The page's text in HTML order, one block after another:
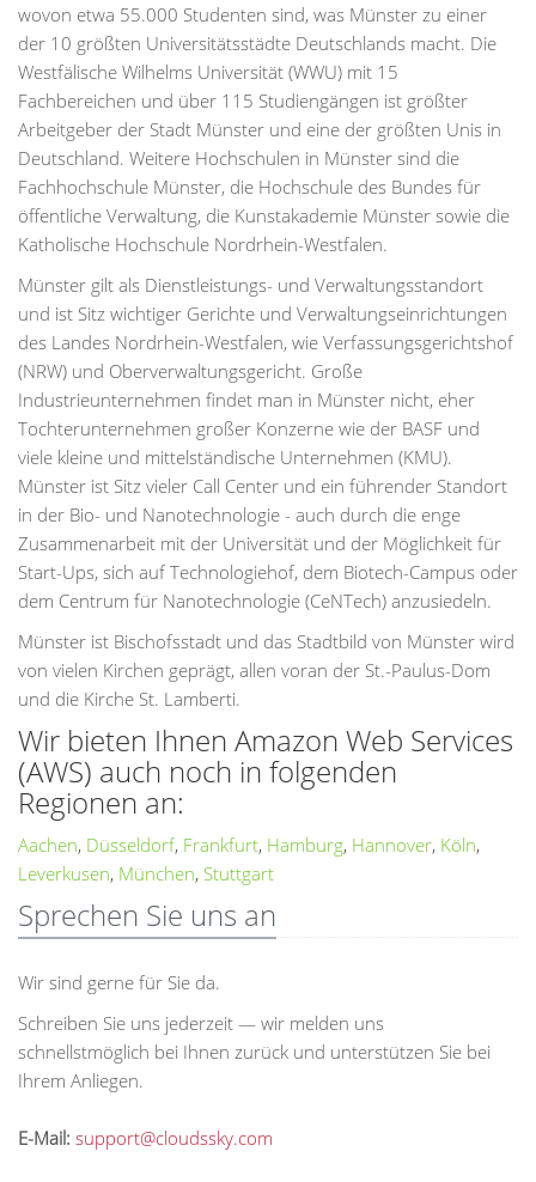
wovon etwa 55.000 Studenten sind, was Münster zu einer
der 10 größten Universitätsstädte Deutschlands macht. Die
Westfälische Wilhelms Universität (WWU) mit 15
Fachbereichen und über 115 Studiengängen ist größter
Arbeitgeber der Stadt Münster und eine der größten Unis in
Deutschland. Weitere Hochschulen in Münster sind die
Fachhochschule Münster, die Hochschule des Bundes für
öffentliche Verwaltung, die Kunstakademie Münster sowie die
Katholische Hochschule Nordrhein-Westfalen.
Münster gilt als Dienstleistungs- und Verwaltungsstandort
und ist Sitz wichtiger Gerichte und Verwaltungseinrichtungen
des Landes Nordrhein-Westfalen, wie Verfassungsgerichtshof
(NRW) und Oberverwaltungsgericht. Große
Industrieunternehmen findet man in Münster nicht, eher
Tochterunternehmen großer Konzerne wie der BASF und
viele kleine und mittelständische Unternehmen (KMU).
Münster ist Sitz vieler Call Center und ein führender Standort
in der Bio- und Nanotechnologie - auch durch die enge
Zusammenarbeit mit der Universität und der Möglichkeit für
Start-Ups, sich auf Technologiehof, dem Biotech-Campus oder
dem Centrum für Nanotechnologie (CeNTech) anzusiedeln.
Münster ist Bischofsstadt und das Stadtbild von Münster wird
von vielen Kirchen geprägt, allen voran der St.-Paulus-Dom
und die Kirche St. Lamberti.
Wir bieten Ihnen Amazon Web Services
(AWS) auch noch in folgenden
Regionen an:
Aachen, Düsseldorf, Frankfurt, Hamburg, Hannover, Köln,
Leverkusen, München, Stuttgart
Sprechen Sie uns an
Wir sind gerne für Sie da.
Schreiben Sie uns jederzeit — wir melden uns
schnellstmöglich bei Ihnen zurück und unterstützen Sie bei
Ihrem Anliegen.
E-Mail: support@cloudssky.com